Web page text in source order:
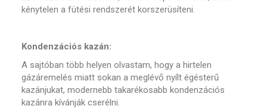
kénytelen a fütési rendszerét korszerüsíteni.
Kondenzációs kazán:
A sajtóban több helyen olvastam, hogy a hirtelen
gázáremelés miatt sokan a meglévő nyílt égésterű
kazánjukat, modernebb takarékosabb kondenzációs
kazánra kívánják cserélni.